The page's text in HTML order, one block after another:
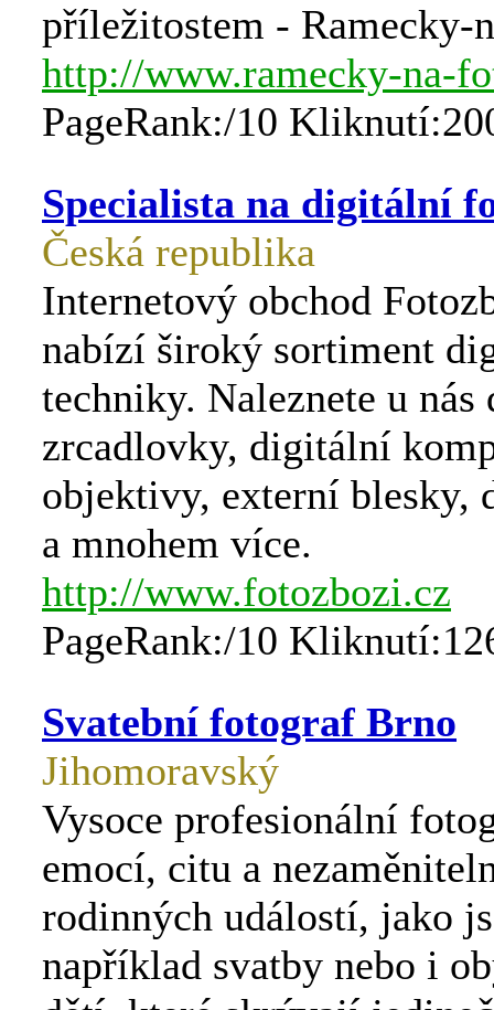
příležitostem - Ramecky-
http://www.ramecky-na-
PageRank:/10
Specialista na digitální
Česká republika
Internetový obchod
nabízí široký sortiment
techniky. Naleznete u
zrcadlovky, digitální
objektivy, externí blesky,
a mnohem více.
http://www.fotozbozi.cz
PageRank:/10
Svatební fotograf Brno
Jihomoravský
Vysoce profesionální
emocí, citu a
rodinných událostí, jako
například svatby nebo i